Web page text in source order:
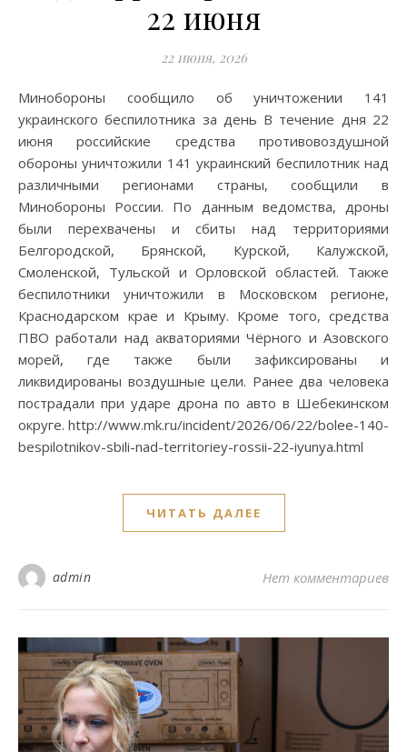
22 июня
22 июня, 2026
Минобороны сообщило об уничтожении 141
украинского беспилотника за день В течение дня 22
июня российские средства противовоздушной
обороны уничтожили 141 украинский беспилотник над
различными регионами страны, сообщили в
Минобороны России. По данным ведомства, дроны
были перехвачены и сбиты над территориями
Белгородской, Брянской, Курской, Калужской,
Смоленской, Тульской и Орловской областей. Также
беспилотники уничтожили в Московском регионе,
Краснодарском крае и Крыму. Кроме того, средства
ПВО работали над акваториями Чёрного и Азовского
морей, где также были зафиксированы и
ликвидированы воздушные цели. Ранее два человека
пострадали при ударе дрона по авто в Шебекинском
округе. http://www.mk.ru/incident/2026/06/22/bolee-140-
bespilotnikov-sbili-nad-territoriey-rossii-22-iyunya.html
ЧИТАТЬ ДАЛЕЕ
admin Нет комментариев